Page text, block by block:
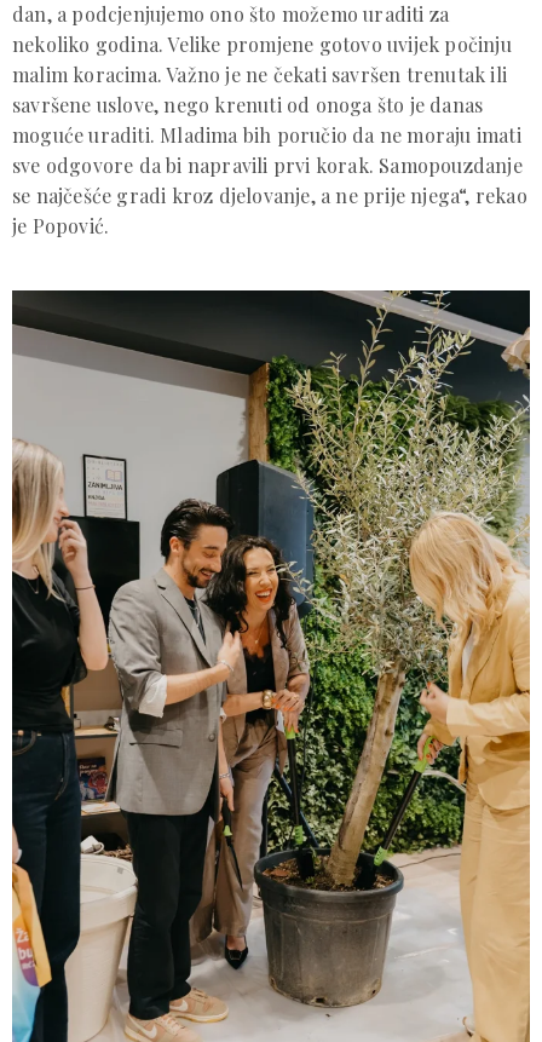
dan, a podcjenjujemo ono što možemo uraditi za
nekoliko godina. Velike promjene gotovo uvijek počinju
malim koracima. Važno je ne čekati savršen trenutak ili
savršene uslove, nego krenuti od onoga što je danas
moguće uraditi. Mladima bih poručio da ne moraju imati
sve odgovore da bi napravili prvi korak. Samopouzdanje
se najčešće gradi kroz djelovanje, a ne prije njega“, rekao
je Popović.